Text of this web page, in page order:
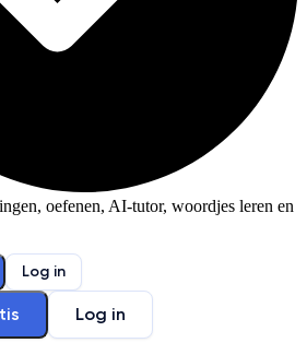
oefenen, AI-tutor, woordjes leren en
Log in
Log in